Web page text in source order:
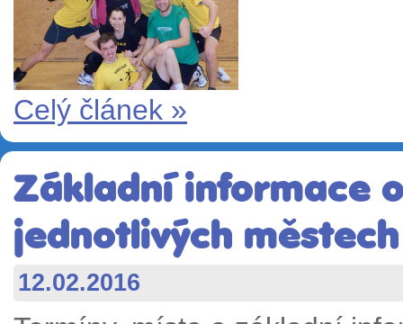
Celý článek »
Základní informace
jednotlivých městech
12.02.2016